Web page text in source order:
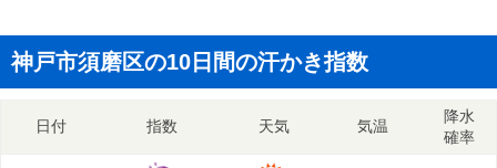
神戸市須磨区の10日間の汗かき指数
日付 指数 天気 気温
降水
確率